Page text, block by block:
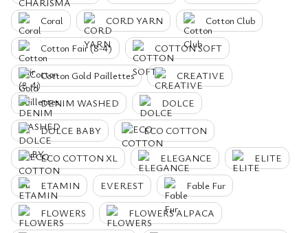
Coral CORD YARN Cotton Club
Cotton Fair (8-4) COTTON SOFT
Cotton Gold Paillettes CREATIVE
DENIM WASHED DOLCE
DOLCE BABY ECO COTTON
ECO COTTON XL ELEGANCE ELITE
ETAMIN EVEREST Fable Fur
FLOWERS FLOWERS ALPACA